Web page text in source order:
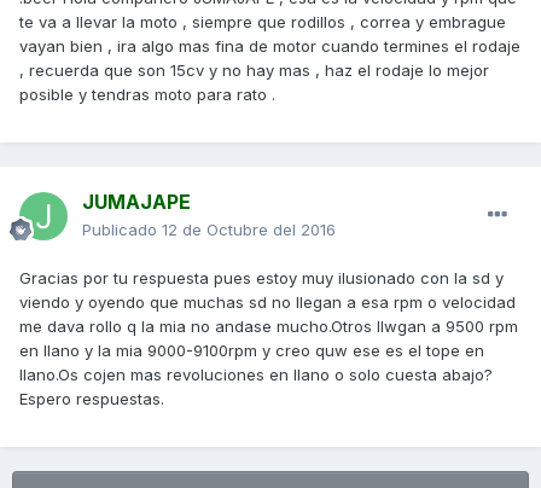
te va a llevar la moto , siempre que rodillos , correa y embrague
vayan bien , ira algo mas fina de motor cuando termines el rodaje
, recuerda que son 15cv y no hay mas , haz el rodaje lo mejor
posible y tendras moto para rato .
JUMAJAPE
Publicado 12 de Octubre del 2016
Gracias por tu respuesta pues estoy muy ilusionado con la sd y
viendo y oyendo que muchas sd no llegan a esa rpm o velocidad
me dava rollo q la mia no andase mucho.Otros llwgan a 9500 rpm
en llano y la mia 9000-9100rpm y creo quw ese es el tope en
llano.Os cojen mas revoluciones en llano o solo cuesta abajo?
Espero respuestas.